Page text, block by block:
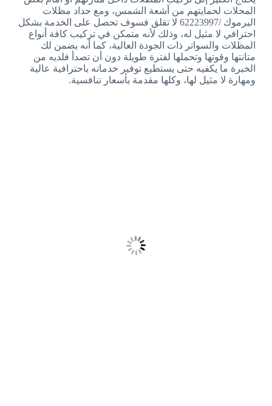
المحلات لحمايتهم من أشعة الشمس، ومع حداد مظلات
اليرموك /62223997 لا تقلق فسوف تحصل على الخدمة بشكل
احترافي لا مثيل له، وذلك لأنه متمكن في تركيب كافة أنواع
المظلات والسواتر ذات الجودة العالية، كما أنه يضمن لك
متانتها وقوتها وتحملها لفترة طويلة دون أن تصدأ فلديه من
الخبرة ما يكفيه حتى يستطيع توفير خدماته باحترافية عالية
ومهارة لا مثيل لها، وكلها مقدمة بأسعار تنافسية.